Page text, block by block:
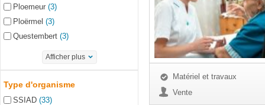
Ploemeur (3)
Ploërmel (3)
Questembert (3)
Afficher plus
Type d'organisme
SSIAD (33)
Matériel et travaux
Vente